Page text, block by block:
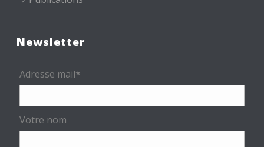
Newsletter
Adresse mail*
Votre nom